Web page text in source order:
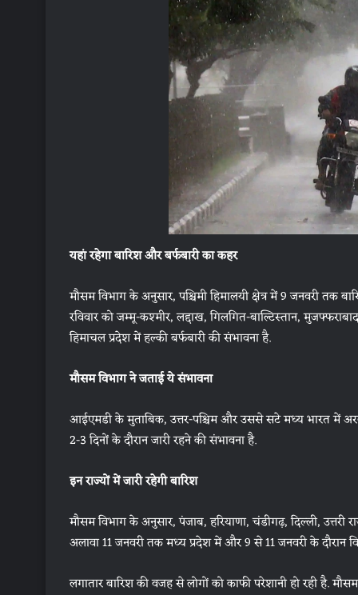
यहां रहेगा बारिश और बर्फबारी का कहर
मौसम विभाग के अनुसार, पश्चिमी हिमालयी क्षेत्र में 9 जनवरी तक
रविवार को जम्मू-कश्मीर, लद्दाख, गिलगित-बाल्टिस्तान,
हिमाचल प्रदेश में हल्की बर्फबारी की संभावना है.
मौसम विभाग ने जताई ये संभावना
आईएमडी के मुताबिक, उत्तर-पश्चिम और उससे सटे मध्य भारत में
2-3 दिनों के दौरान जारी रहने की संभावना है.
इन राज्यों में जारी रहेगी बारिश
मौसम विभाग के अनुसार, पंजाब, हरियाणा, चंडीगढ़, दिल्ली,
अलावा 11 जनवरी तक मध्य प्रदेश में और 9 से 11 जनवरी के दौरान
लगातार बारिश की वजह से लोगों को काफी परेशानी हो रही है.